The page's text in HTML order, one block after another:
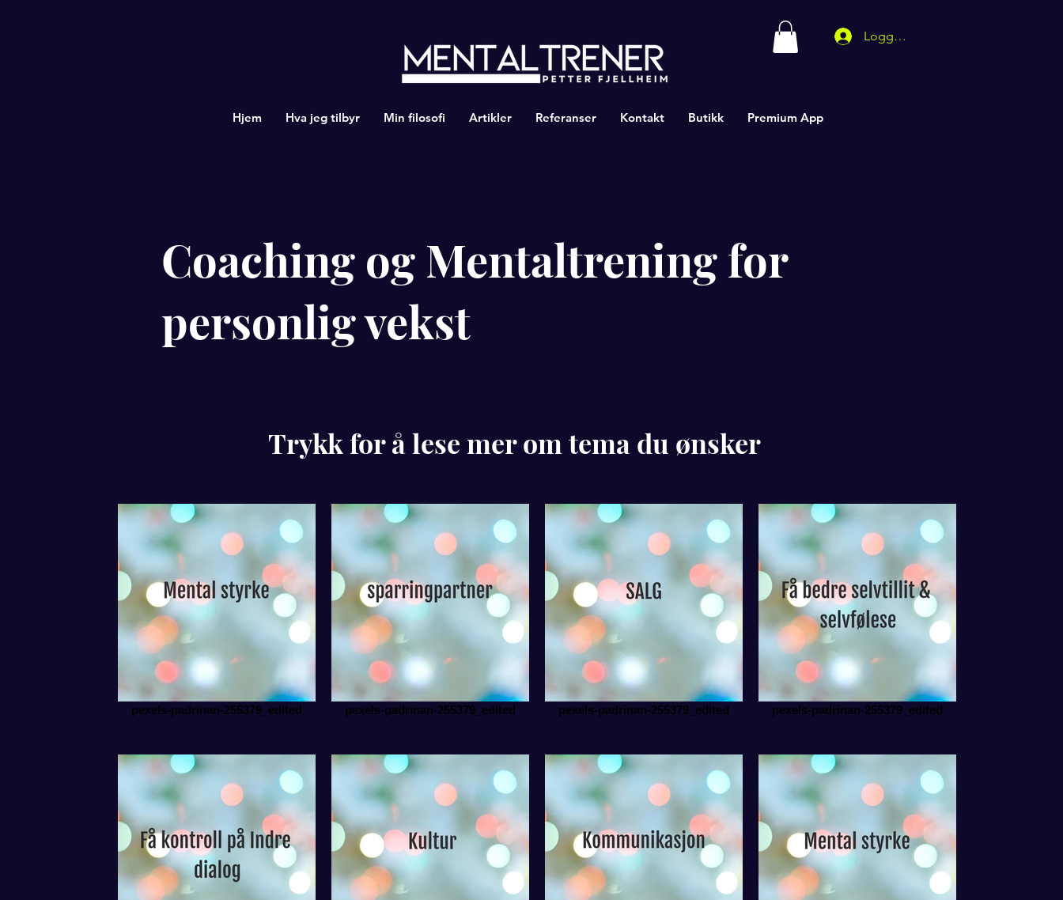
Logg inn
Hjem Hva jeg tilbyr Min filosofi Artikler Referanser Kontakt Butikk Premium App
Coaching og Mentaltrening for
personlig vekst
Trykk for å lese mer om tema du ønsker
pexels-padrinan-255379_edited pexels-padrinan-255379_edited pexels-padrinan-255379_edited pexels-padrinan-255379_edited